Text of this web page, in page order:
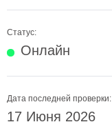
Статус:
Онлайн
Дата последней проверки:
17 Июня 2026